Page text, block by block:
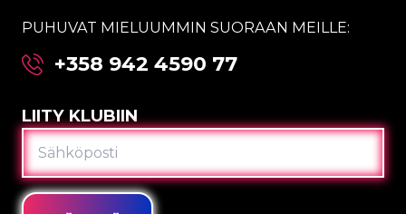
PUHUVAT MIELUUMMIN SUORAAN MEILLE:
+358 942 4590 77
LIITY KLUBIIN
SÄHKÖPOSTI